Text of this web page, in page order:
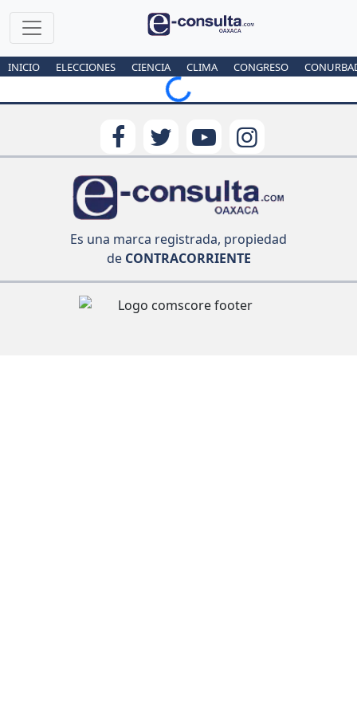
INICIO ELECCIONES CIENCIA CLIMA CONGRESO
Loading...
Es una marca registrada, propiedad
deCONTRACORRIENTE